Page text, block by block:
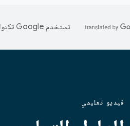
تستخدم Google تكنولوجيا الذكاء الاصطناعي لترجمة المحتوى إلى لغتك المفضّلة، وقد تتضمّن بعض الأخطاء.
فيديو تعليمي